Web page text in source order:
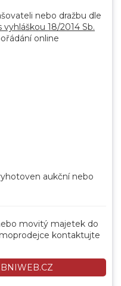
nebo dražbu dle
vyhláškou 18/2014 Sb.
online
aukční nebo
movitý majetek do
kontaktujte